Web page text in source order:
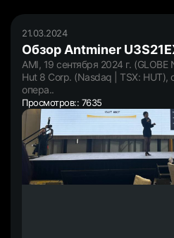
21.03.2024
Обзор Antminer
AMI, 19 сентября 2024 г.
Hut 8 Corp. (Nasdaq | TSX: HUT),
опера..
Просмотров:: 7635